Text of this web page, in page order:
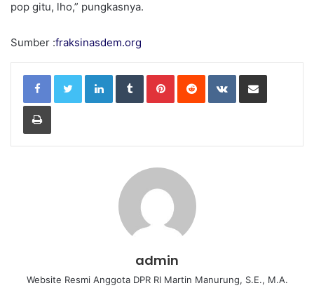
pop gitu, lho,” pungkasnya.
Sumber :fraksinasdem.org
LinkedIn Tumblr Pinterest Reddit VKontakte
Print
admin
Website Resmi Anggota DPR RI Martin Manurung, S.E., M.A.